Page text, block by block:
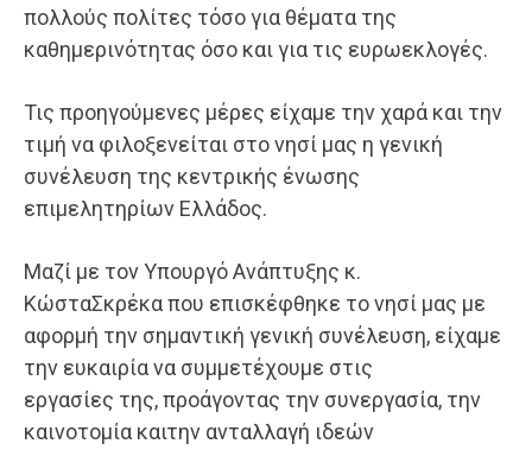
πολλούς πολίτες τόσο για θέματα της
καθημερινότητας όσο και για τις ευρωεκλογές.
Τις προηγούμενες μέρες είχαμε την χαρά και την
τιμή να φιλοξενείται στο νησί μας η γενική
συνέλευση της κεντρικής ένωσης
επιμελητηρίων Ελλάδος.
Μαζί με τον Υπουργό Ανάπτυξης κ.
ΚώσταΣκρέκα που επισκέφθηκε το νησί μας με
αφορμή την σημαντική γενική συνέλευση, είχαμε
την ευκαιρία να συμμετέχουμε στις
εργασίες της, προάγοντας την συνεργασία, την
καινοτομία καιτην ανταλλαγή ιδεών